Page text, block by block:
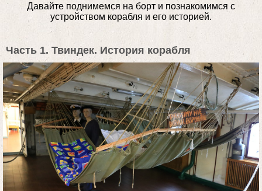
Давайте поднимемся на борт и познакомимся с
устройством корабля и его историей.
Часть 1. Твиндек. История корабля